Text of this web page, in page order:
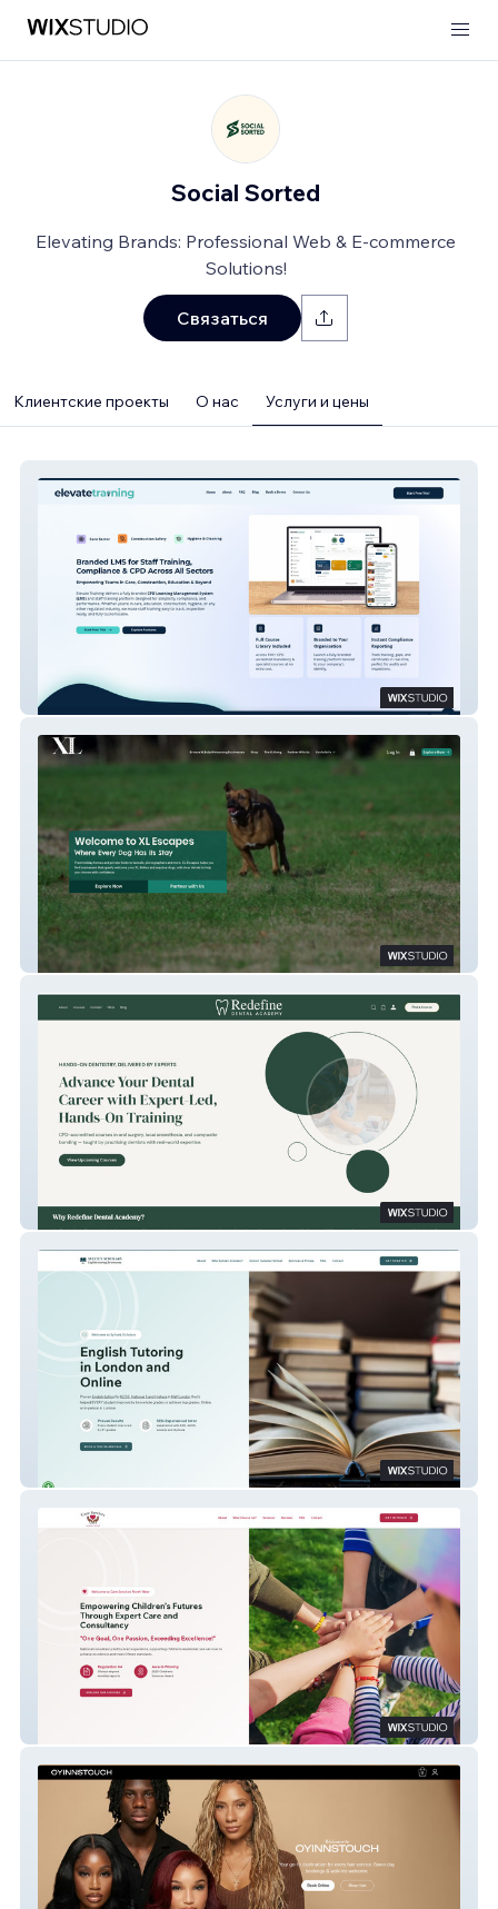
Social Sorted
Elevating Brands: Professional Web & E-commerce
Solutions!
Связаться
Клиентские проекты О нас Услуги и цены
Elevate Training
XL Escapes
Redefine Dental Academy
Care Services North West Ltd